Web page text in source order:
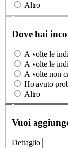
Altro
Dove hai
A volte le
A volte le
A volte non
Ho avuto
Altro
Vuoi
Dettaglio